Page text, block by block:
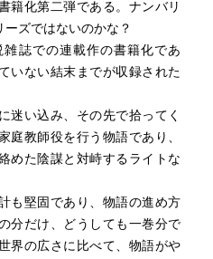
籍化第二弾である。ナンバリ
ズではないのかな？
誌での連載作の書籍化であ
いない結末までが収録された
い込み、その先で拾ってく
庭教師役を行う物語であり、
めた陰謀と対峙するライトな
も堅固であり、物語の進め方
分だけ、どうしても一巻分で
界の広さに比べて、物語がや